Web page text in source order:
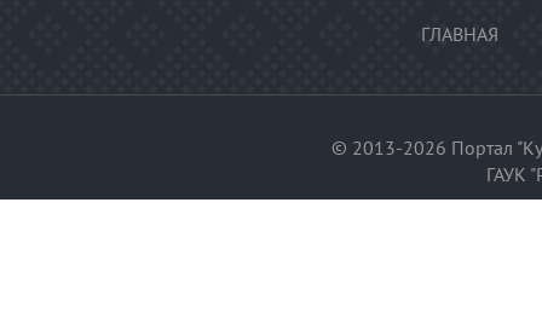
ГЛАВНАЯ
© 2013-2026 Портал
ГАУК